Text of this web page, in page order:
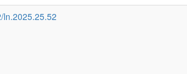
ln.2025.25.52